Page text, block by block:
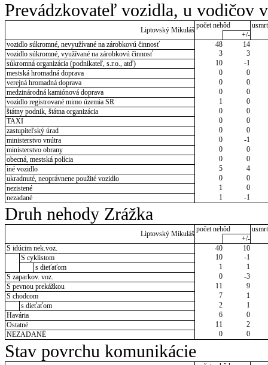
Prevádzkovateľ vozidla, u vodičov
Liptovský Mikuláš
počet nehôd
+/-
vozidlo súkromné, nevyužívané na zárobkovú činnosť
48
14
vozidlo súkromné, využívané na zárobkovú činnosť
3
3
súkromná organizácia (podnikateľ, s.r.o., atď)
10
-1
mestská hromadná doprava
0
0
verejná hromadná doprava
0
0
medzinárodná kamiónová doprava
0
0
vozidlo registrované mimo územia SR
1
0
štátny podnik, štátna organizácia
0
0
TAXI
0
0
zastupiteľský úrad
0
0
ministerstvo vnútra
0
-1
ministerstvo obrany
0
0
obecná, mestská polícia
0
0
iné vozidlo
5
4
ukradnuté, neoprávnene použité vozidlo
0
0
nezistené
1
0
nezadané
1 -1
Druh nehody Zrážka
Liptovský Mikuláš
počet nehôd
+/-
S idúcim nek.voz.
40
10
S cyklistom
10
-1
s dieťaťom
1
1
S zaparkov. voz.
0
-3
S pevnou prekážkou
11
9
S chodcom
7
1
s dieťaťom
2
1
Havária
6
0
Ostatné
11
2
NEZADANÉ
0 0
Stav povrchu komunikácie